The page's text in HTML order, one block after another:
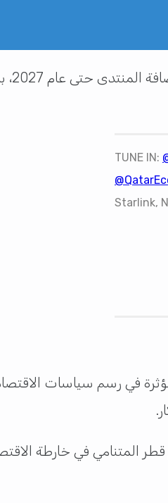
بين
TUNE IN:
Starlink,
في رسم سياسات
المتنامي في خارطة